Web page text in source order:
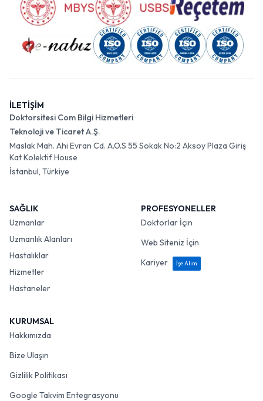
İLETİŞİM
Doktorsitesi Com Bilgi Hizmetleri
Teknoloji ve Ticaret A.Ş.
Maslak Mah. Ahi Evran Cd. A.O.S 55 Sokak No:2 Aksoy Plaza Giriş
Kat Kolektif House
İstanbul, Türkiye
SAĞLIK
Uzmanlar
Uzmanlık Alanları
Hastalıklar
Hizmetler
Hastaneler
PROFESYONELLER
Doktorlar İçin
Web Siteniz İçin
Kariyer
İşe Alım
KURUMSAL
Hakkımızda
Bize Ulaşın
Gizlilik Politikası
Google Takvim Entegrasyonu